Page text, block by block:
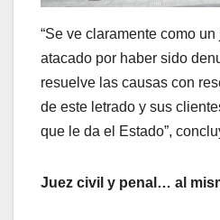
“Se ve claramente como
atacado por haber sido
resuelve las causas con
de este letrado y sus
que le da el Estado”,
Juez civil y penal… al